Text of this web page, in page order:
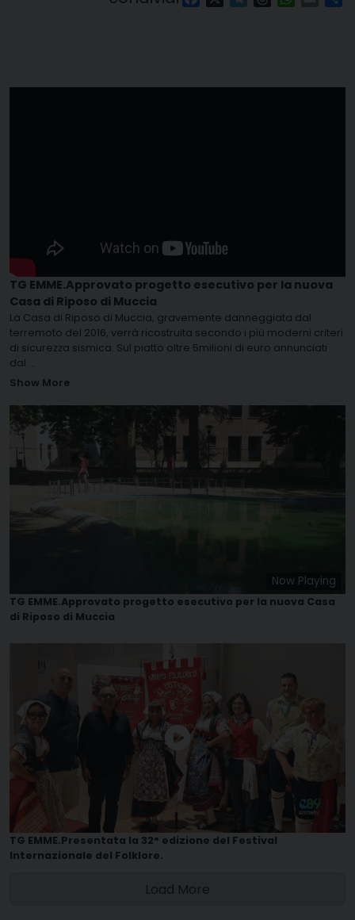
TG EMME.Approvato progetto esecutivo per la nuova
Casa di Riposo di Muccia
La Casa di Riposo di Muccia, gravemente danneggiata dal
terremoto del 2016, verrà ricostruita secondo i più moderni criteri
di sicurezza sismica. Sul piatto oltre 5milioni di euro annunciati
dal ...
Show More
Now Playing
TG EMME.Approvato progetto esecutivo per la nuova Casa
di Riposo di Muccia
TG EMME.Presentata la 32° edizione del Festival
Internazionale del Folklore.
Load More